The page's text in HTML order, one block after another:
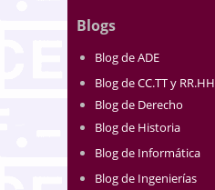
Blogs
Blog de ADE
Blog de CC.TT y RR.HH
Blog de Derecho
Blog de Historia
Blog de Informática
Blog de Ingenierías